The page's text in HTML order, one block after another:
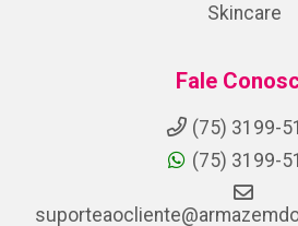
Skincare
Fale
(75) 3199-
(75) 3199-